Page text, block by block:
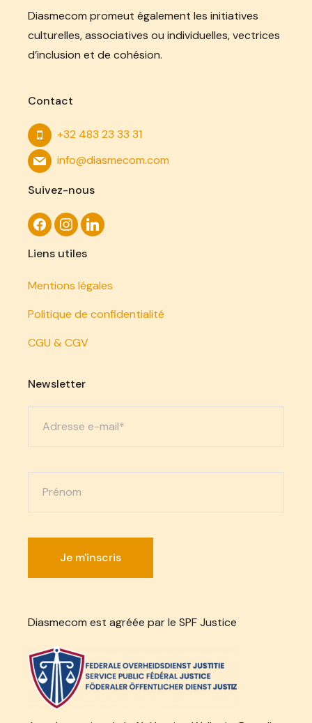
Diasmecom promeut également les initiatives
culturelles, associatives ou individuelles, vectrices
d’inclusion et de cohésion.
Contact
+32 483 23 33 31
info@diasmecom.com
Suivez-nous
Liens utiles
Mentions légales
Politique de confidentialité
CGU & CGV
Newsletter
Diasmecom est agréée par le SPF Justice